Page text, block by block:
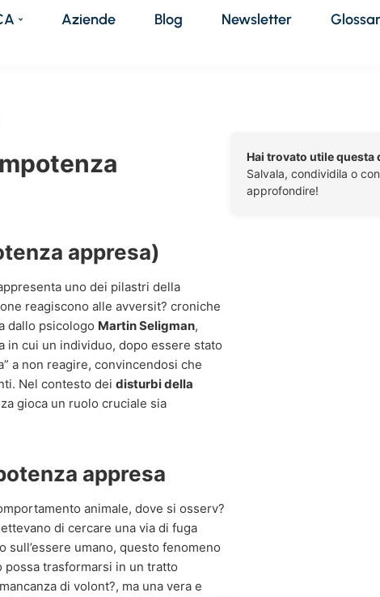
Aziende Blog Newsletter
appresa)
uno dei pilastri della
reagiscono alle avversit? croniche
dallo psicologo Martin Seligman,
cui un individuo, dopo essere stato
a non reagire, convincendosi che
Nel contesto dei disturbi della
gioca un ruolo cruciale sia
appresa
animale, dove si osserv?
di cercare una via di fuga
umano, questo fenomeno
possa trasformarsi in un tratto
di volont?, ma una vera e
Hai trovato utile questa
Salvala, condividila o
approfondire!